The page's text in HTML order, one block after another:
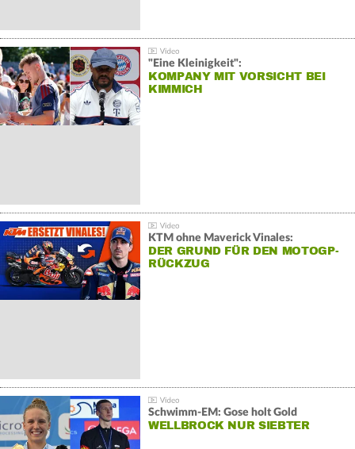
"Eine Kleinigkeit":
KOMPANY MIT VORSICHT BEI
KIMMICH
KTM ohne Maverick Vinales:
DER GRUND FÜR DEN MOTOGP-
RÜCKZUG
Schwimm-EM: Gose holt Gold
WELLBROCK NUR SIEBTER